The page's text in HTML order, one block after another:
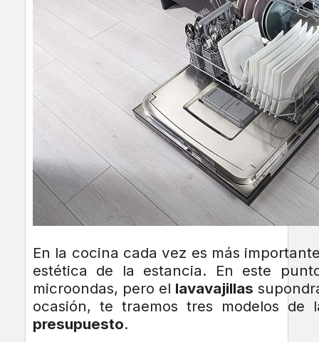
En la cocina cada vez es más
estética de la estancia. En este
microondas, pero el lavavajillas
ocasión, te traemos tres modelos
presupuesto.